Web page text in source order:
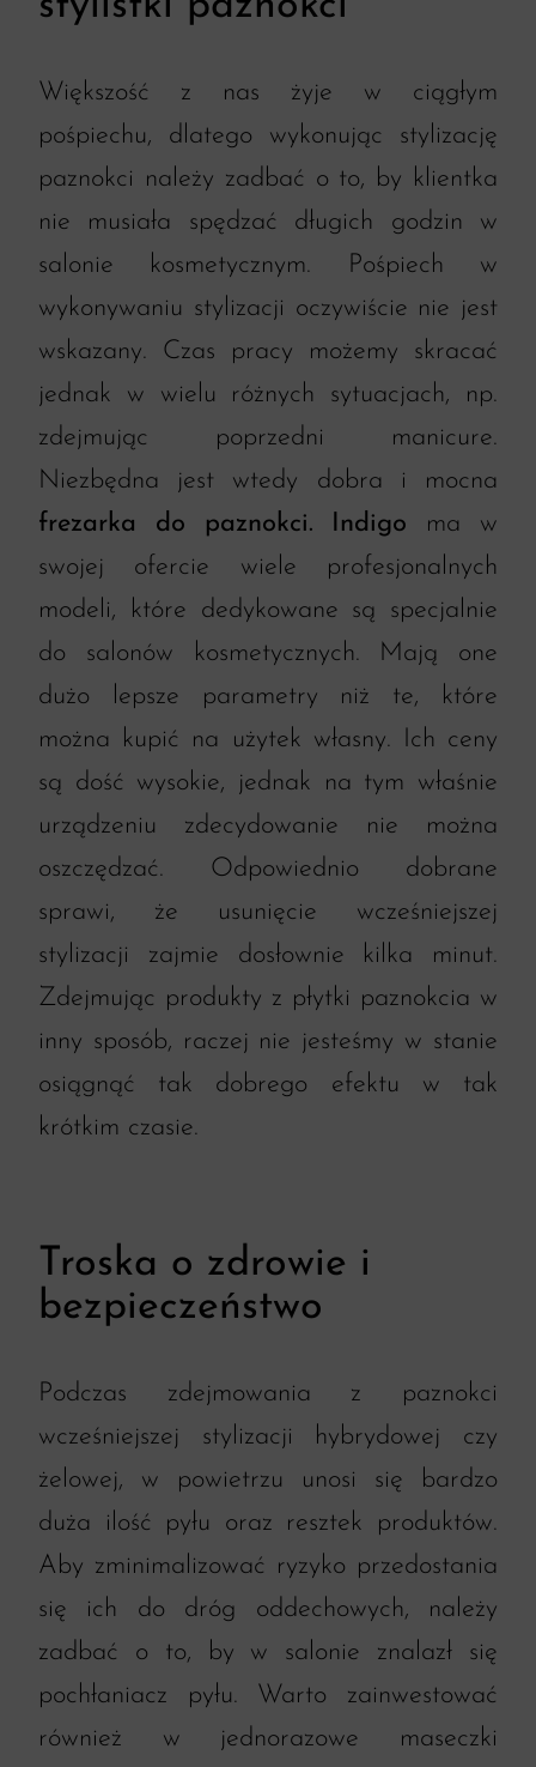
Większość z nas żyje w ciągłym
pośpiechu, dlatego wykonując stylizację
paznokci należy zadbać o to, by klientka
nie musiała spędzać długich godzin w
salonie kosmetycznym. Pośpiech w
wykonywaniu stylizacji oczywiście nie jest
wskazany. Czas pracy możemy skracać
jednak w wielu różnych sytuacjach, np.
zdejmując poprzedni manicure.
Niezbędna jest wtedy dobra i mocna
frezarka do paznokci. Indigo ma w
swojej ofercie wiele profesjonalnych
modeli, które dedykowane są specjalnie
do salonów kosmetycznych. Mają one
dużo lepsze parametry niż te, które
można kupić na użytek własny. Ich ceny
są dość wysokie, jednak na tym właśnie
urządzeniu zdecydowanie nie można
oszczędzać. Odpowiednio dobrane
sprawi, że usunięcie wcześniejszej
stylizacji zajmie dosłownie kilka minut.
Zdejmując produkty z płytki paznokcia w
inny sposób, raczej nie jesteśmy w stanie
osiągnąć tak dobrego efektu w tak
krótkim czasie.
Troska o zdrowie i
bezpieczeństwo
Podczas zdejmowania z paznokci
wcześniejszej stylizacji hybrydowej czy
żelowej, w powietrzu unosi się bardzo
duża ilość pyłu oraz resztek produktów.
Aby zminimalizować ryzyko przedostania
się ich do dróg oddechowych, należy
zadbać o to, by w salonie znalazł się
pochłaniacz pyłu. Warto zainwestować
również w jednorazowe maseczki